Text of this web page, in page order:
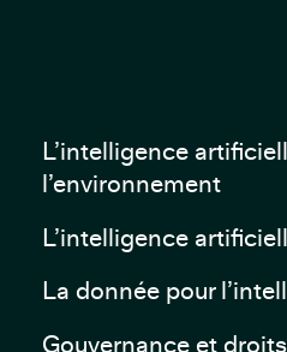
L’intelligence
l’environnement
L’intelligence
La donnée pour
Gouvernance et